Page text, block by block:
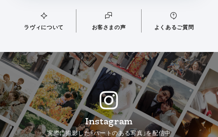
ラヴィについて お客さまの声 よくあるご質問
Instagram
実際に撮影した「ハートのある写真」を配信中